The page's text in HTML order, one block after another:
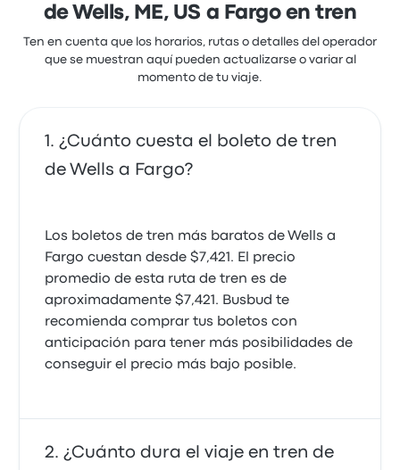
de Wells, ME, US a Fargo en tren
Ten en cuenta que los horarios, rutas o detalles del operador
que se muestran aquí pueden actualizarse o variar al
momento de tu viaje.
¿Cuánto cuesta el boleto de tren
de Wells a Fargo?
Los boletos de tren más baratos de Wells a
Fargo cuestan desde $7,421. El precio
promedio de esta ruta de tren es de
aproximadamente $7,421. Busbud te
recomienda comprar tus boletos con
anticipación para tener más posibilidades de
conseguir el precio más bajo posible.
¿Cuánto dura el viaje en tren de